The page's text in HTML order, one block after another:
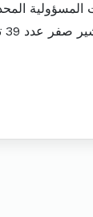
عدد 39 تونس 1006